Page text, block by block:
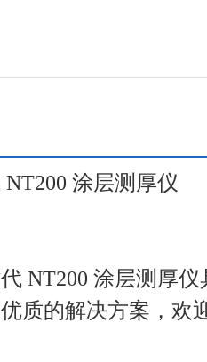
涂层测厚仪
NT200 涂层测厚
质的解决方案，欢